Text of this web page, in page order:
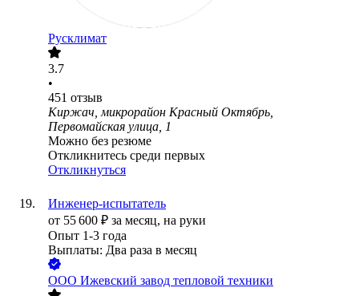
Русклимат
3.7
•
451 отзыв
Киржач, микрорайон Красный Октябрь,
Первомайская улица, 1
Можно без резюме
Откликнитесь среди первых
Откликнуться
Инженер-испытатель
от 55 600 ₽ за месяц, на руки
Опыт 1-3 года
Выплаты: Два раза в месяц
ООО Ижевский завод тепловой техники